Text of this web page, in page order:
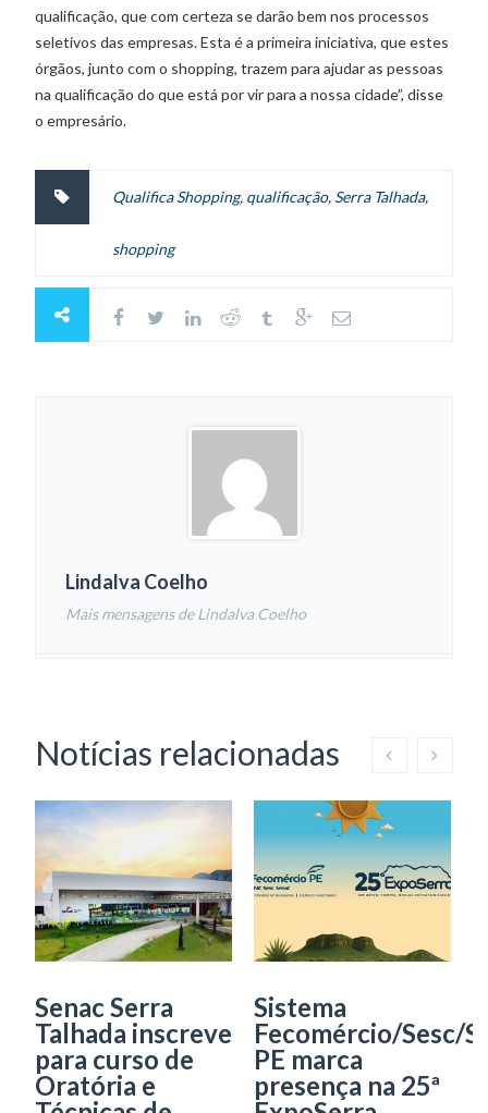
qualificação, que com certeza se darão bem nos processos
seletivos das empresas. Esta é a primeira iniciativa, que estes
órgãos, junto com o shopping, trazem para ajudar as pessoas
na qualificação do que está por vir para a nossa cidade”, disse
o empresário.
Qualifica Shopping, qualificação, Serra Talhada,
shopping
Lindalva Coelho
Mais mensagens de Lindalva Coelho
Notícias relacionadas
Senac Serra
Talhada inscreve
para curso de
Oratória e
Sistema
Fecomércio/Sesc/
PE marca
presença na 25ª